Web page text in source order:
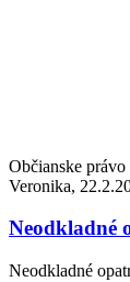
Občianske právo
Veronika,
Neodkladné
Neodkladné